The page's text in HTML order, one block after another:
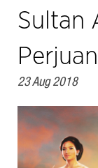
Sultan
23 Aug 2018